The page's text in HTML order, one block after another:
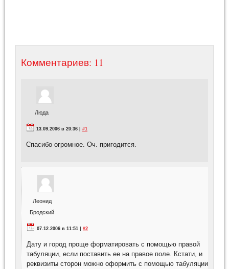
Комментариев: 11
Люда
13.09.2006 в 20:36 | #1
Спасибо огромное. Оч. пригодится.
Леонид
Бродский
07.12.2006 в 11:51 | #2
Дату и город проще форматировать с помощью правой
табуляции, если поставить ее на правое поле. Кстати, и
реквизиты сторон можно оформить с помощью табуляции